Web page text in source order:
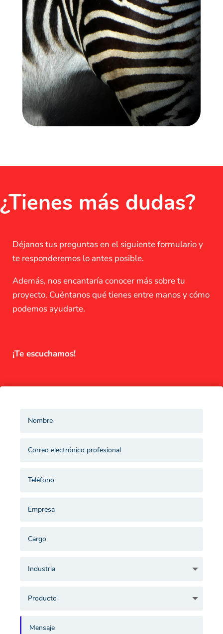
¿Tienes más dudas?
Déjanos tus preguntas en el siguiente formulario y
te responderemos lo antes posible.
Además, nos encantaría conocer más sobre tu
proyecto. Cuéntanos qué tienes entre manos y cómo
podemos ayudarte.
¡Te escuchamos!